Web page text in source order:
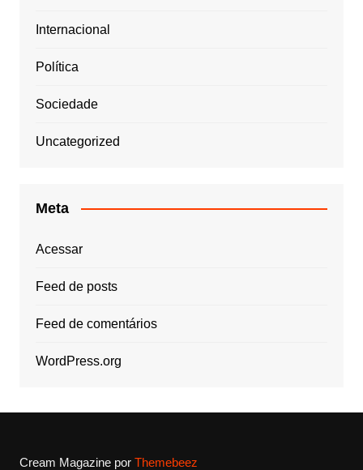
Internacional
Política
Sociedade
Uncategorized
Meta
Acessar
Feed de posts
Feed de comentários
WordPress.org
Cream Magazine por Themebeez